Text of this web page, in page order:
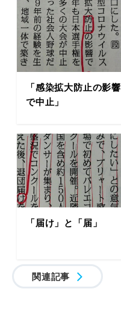
「感染拡大防止の影響
で中止」
「届け」と「届」
関連記事